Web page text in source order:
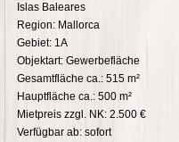
Islas Baleares
Region: Mallorca
Gebiet: 1A
Objektart: Gewerbefläche
Gesamtfläche ca.: 515 m²
Hauptfläche ca.: 500 m²
Mietpreis zzgl. NK: 2.500 €
Verfügbar ab: sofort